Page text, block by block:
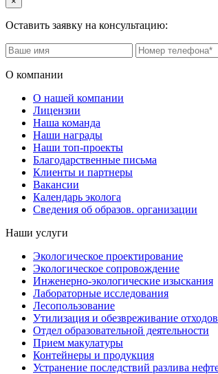
Оставить заявку на консультацию:
О компании
О нашей компании
Лицензии
Наша команда
Наши награды
Наши топ-проекты
Благодарственные письма
Клиенты и партнеры
Вакансии
Календарь эколога
Сведения об образов. организации
Наши услуги
Экологическое проектирование
Экологическое сопровождение
Инженерно-экологические изыскания
Лабораторные исследования
Лесопользование
Утилизация и обезвреживание отходов
Отдел образовательной деятельности
Прием макулатуры
Контейнеры и продукция
Устранение последствий разлива